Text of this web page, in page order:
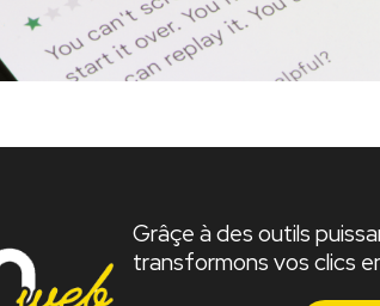
Grâçe à des outils
transformons vos clics